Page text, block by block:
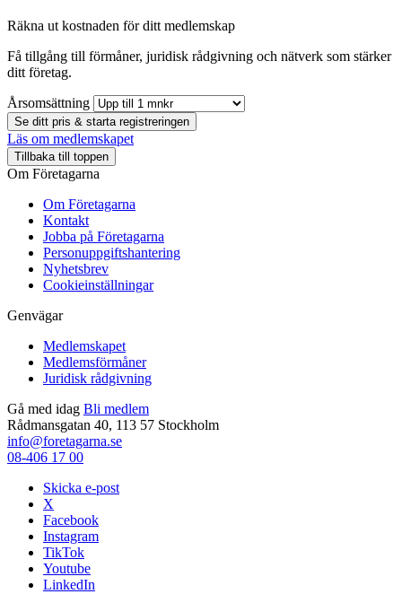
Räkna ut kostnaden för ditt medlemskap
Få tillgång till förmåner, juridisk rådgivning och nätverk som stärker
ditt företag.
Årsomsättning
Se ditt pris & starta registreringen
Läs om medlemskapet
Tillbaka till toppen
Om Företagarna
Om Företagarna
Kontakt
Jobba på Företagarna
Personuppgiftshantering
Nyhetsbrev
Cookieinställningar
Genvägar
Medlemskapet
Medlemsförmåner
Juridisk rådgivning
Gå med idag Bli medlem
Rådmansgatan 40, 113 57 Stockholm
info@foretagarna.se
08-406 17 00
Skicka e-post
X
Facebook
Instagram
TikTok
Youtube
LinkedIn